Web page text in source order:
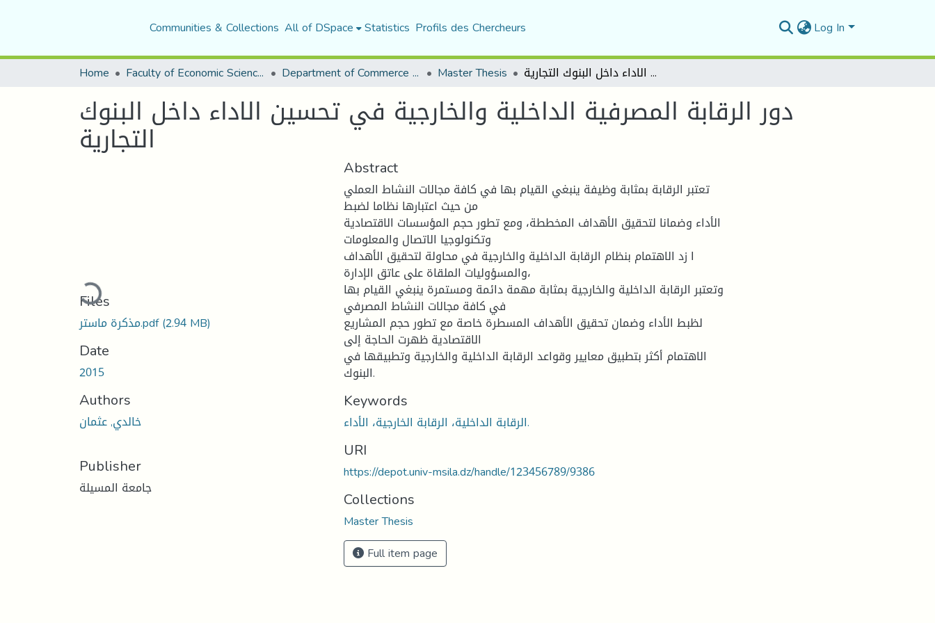
Communities & Collections All of DSpace Statistics Profils des Chercheurs Log In
Home Faculty of Economic Sciences, Commerce and Management Sciences Department of Commerce Science Master Thesis دور الرقابة المصرفية الداخلية والخارجية في تحسين الاداء داخل البنوك التجارية
دور الرقابة المصرفية الداخلية والخارجية في تحسين الاداء داخل البنوك
التجارية
Loading...
Files
مذكرة ماستر.pdf(2.94 MB)
Date
2015
Authors
خالدي, عثمان
Publisher
جامعة المسيلة
Abstract
تعتبر الرقابة بمثابة وظیفة ینبغي القیام بها في كافة مجالات النشاط العملي
من حیث اعتبارها نظاما لضبط
الأداء وضمانا لتحقیق الأهداف المخططة، ومع تطور حجم المؤسسات الاقتصادیة
وتكنولوجیا الاتصال والمعلومات
ا زد الاهتمام بنظام الرقابة الداخلیة والخارجیة في محاولة لتحقیق الأهداف
والمسؤولیات الملقاة على عاتق الإدارة،
وتعتبر الرقابة الداخلیة والخارجیة بمثابة مهمة دائمة ومستمرة ینبغي القیام بها
في كافة مجالات النشاط المصرفي
لظبط الأداء وضمان تحقیق الأهداف المسطرة خاصة مع تطور حجم المشاریع
الاقتصادیة ظهرت الحاجة إلى
الاهتمام أكثر بتطبیق معاییر وقواعد الرقابة الداخلیة والخارجیة وتطبیقها في
البنوك.
Keywords
الرقابة الداخلیة، الرقابة الخارجیة، الأداء.
URI
https://depot.univ-msila.dz/handle/123456789/9386
Collections
Master Thesis
Full item page